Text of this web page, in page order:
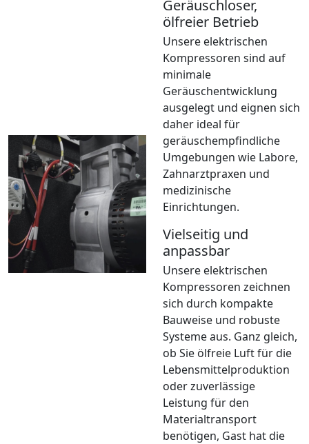
Geräuschloser,
ölfreier Betrieb
Unsere elektrischen
Kompressoren sind auf
minimale
Geräuschentwicklung
ausgelegt und eignen sich
daher ideal für
geräuschempfindliche
Umgebungen wie Labore,
Zahnarztpraxen und
medizinische
Einrichtungen.
Vielseitig und
anpassbar
Unsere elektrischen
Kompressoren zeichnen
sich durch kompakte
Bauweise und robuste
Systeme aus. Ganz gleich,
ob Sie ölfreie Luft für die
Lebensmittelproduktion
oder zuverlässige
Leistung für den
Materialtransport
benötigen, Gast hat die